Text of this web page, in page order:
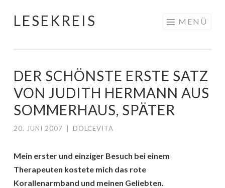
Springe
LESEKREIS MENÜ
DER SCHÖNSTE ERSTE SATZ
VON JUDITH HERMANN AUS
SOMMERHAUS, SPÄTER
20. JUNI 2007 DOLCEVITA
Mein erster und einziger Besuch bei einem
Therapeuten kostete mich das rote
Korallenarmband und meinen Geliebten.